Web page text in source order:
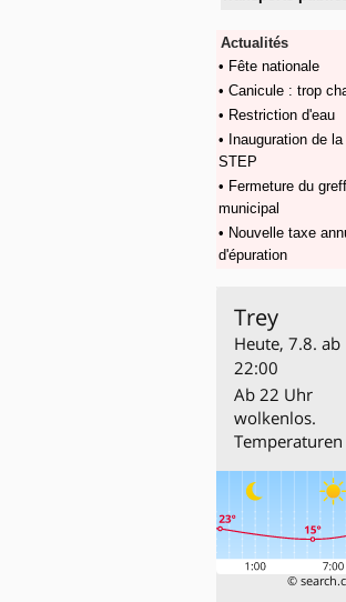
Actualités
• Fête nationale
• Canicule : trop
• Restriction d'eau
• Inauguration de
STEP
• Fermeture du
municipal
• Nouvelle taxe
d'épuration